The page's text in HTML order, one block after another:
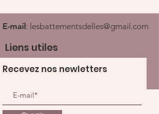
E-mail : lesbattementsdelles@gmail.com
Liens utiles
Recevez nos newletters